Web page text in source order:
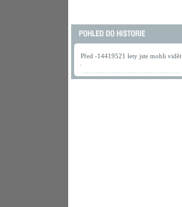
Před -14419521 lety jste mohli vidět